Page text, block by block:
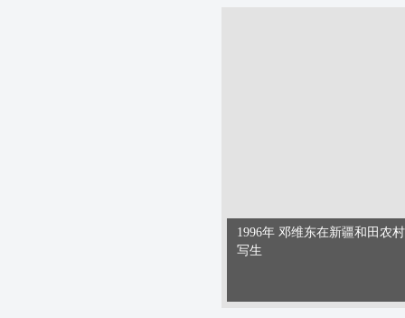
1996年 邓维东在新疆和田农村
写生